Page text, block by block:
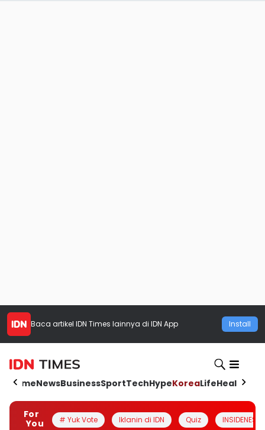
Baca artikel IDN Times lainnya di IDN App Install
HomeNewsBusinessSportTechHypeKoreaLifeHealth
For
You
# Yuk Vote Iklanin di IDN Quiz INSIDENESIA